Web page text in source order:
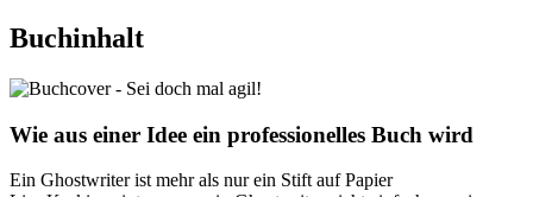
Buchinhalt
Wie aus einer Idee ein professionelles Buch wird
Ein Ghostwriter ist mehr als nur ein Stift auf Papier